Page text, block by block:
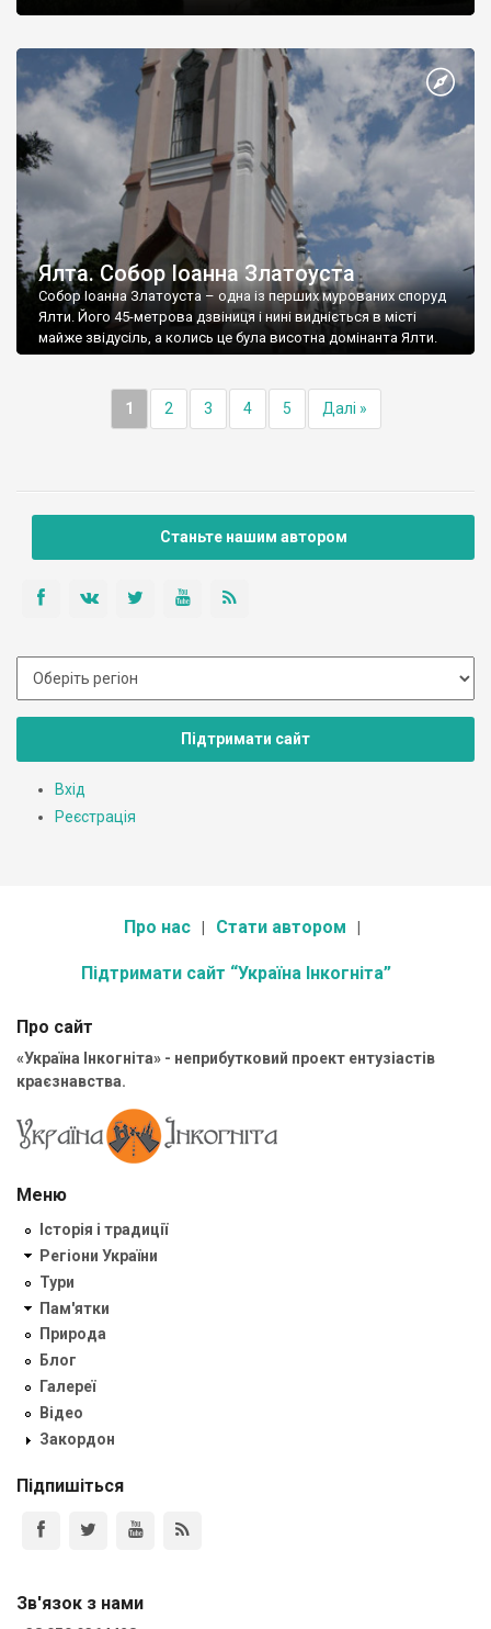
Ялта. Собор Іоанна Златоуста
Собор Іоанна Златоуста – одна із перших мурованих споруд
Ялти. Його 45-метрова дзвіниця і нині видніється в місті
майже звідусіль, а колись це була висотна домінанта Ялти.
1 2 3 4 5 Далі »
Станьте нашим автором
Підтримати сайт
Вхід
Реєстрація
Про нас Стати автором
Підтримати сайт “Україна Інкогніта”
Про сайт
«Україна Інкогніта» - неприбутковий проект ентузіастів
краєзнавства.
Меню
Історія і традиції
Регіони України
Тури
Пам'ятки
Природа
Блог
Галереї
Відео
Закордон
Підпишіться
Зв'язок з нами